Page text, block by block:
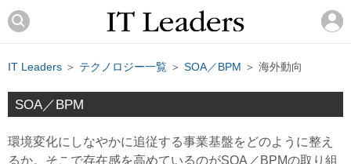
IT Leaders ＞ テクノロジー一覧 ＞ SOA／BPM ＞ 海外動向
SOA／BPM
環境変化にしなやかに追従する事業基盤をどのように整え
るか。そこで存在感を高めているのがSOA／BPMの取り組